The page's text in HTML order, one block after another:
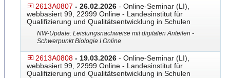
2613A0807 - 26.02.2026 - Online-Seminar (LI),
webbasiert 99, 22999 Online - Landesinstitut für
Qualifizierung und Qualitätsentwicklung in Schulen
NW-Update: Leistungsnachweise mit digitalen Anteilen -
Schwerpunkt Biologie I Online
2613A0808 - 19.03.2026 - Online-Seminar (LI),
webbasiert 99, 22999 Online - Landesinstitut für
Qualifizierung und Qualitätsentwicklung in Schulen